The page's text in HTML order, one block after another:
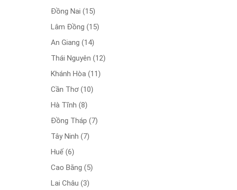
Đồng Nai(15)
Lâm Đồng(15)
An Giang(14)
Thái Nguyên(12)
Khánh Hòa(11)
Cần Thơ(10)
Hà Tĩnh(8)
Đồng Tháp(7)
Tây Ninh(7)
Huế(6)
Cao Bằng(5)
Lai Châu(3)